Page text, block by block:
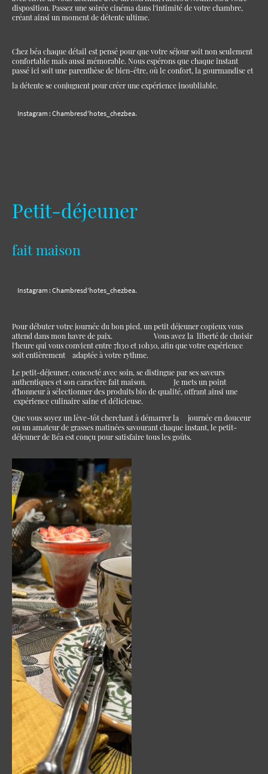
disposition. Passez une soirée cinéma dans l'intimité de votre chambre,
créant ainsi un moment de détente ultime.
Chez béa chaque détail est pensé pour que votre séjour soit non seulement
confortable mais aussi mémorable. Nous espérons que chaque instant
passé ici soit une parenthèse de bien-être, où le confort, la gourmandise et
la détente se conjuguent pour créer une expérience inoubliable.
Instagram : Chambresd’hotes_chezbea.
Petit-déjeuner
fait maison
Instagram : Chambresd’hotes_chezbea.
Pour débuter votre journée du bon pied, un petit déjeuner copieux vous
attend dans mon havre de paix. Vous avez la liberté de choisir
l'heure qui vous convient entre 7h30 et 10h30, afin que votre expérience
soit entièrement adaptée à votre rythme.
Le petit-déjeuner, concocté avec soin, se distingue par ses saveurs
authentiques et son caractère fait maison. Je mets un point
d'honneur à sélectionner des produits bio de qualité, offrant ainsi une
expérience culinaire saine et délicieuse.
Que vous soyez un lève-tôt cherchant à démarrer la journée en douceur
ou un amateur de grasses matinées savourant chaque instant, le petit-
déjeuner de Béa est conçu pour satisfaire tous les goûts.